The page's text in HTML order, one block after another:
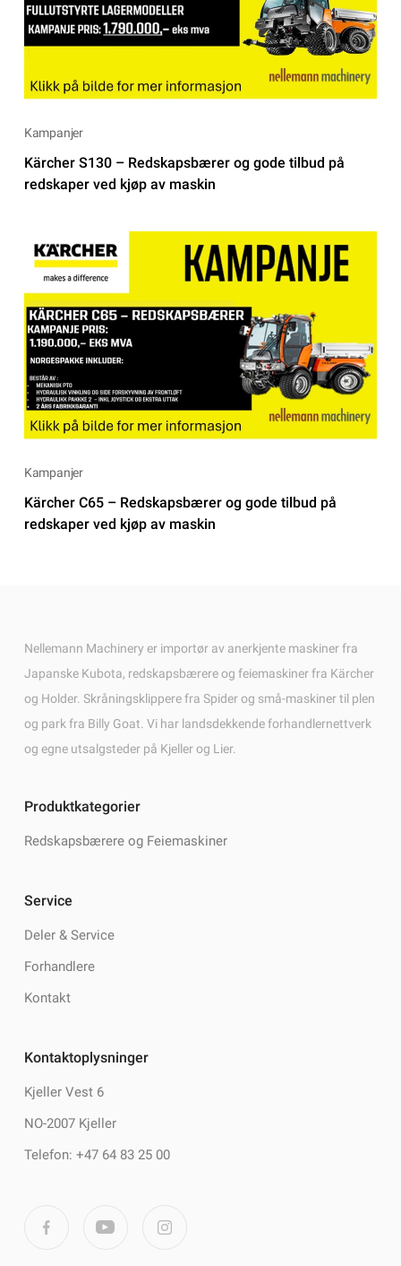
Kampanjer
Kärcher S130 – Redskapsbærer og gode tilbud på
redskaper ved kjøp av maskin
Kampanjer
Kärcher C65 – Redskapsbærer og gode tilbud på
redskaper ved kjøp av maskin
Nellemann Machinery er importør av anerkjente maskiner fra
Japanske Kubota, redskapsbærere og feiemaskiner fra Kärcher
og Holder. Skråningsklippere fra Spider og små-maskiner til plen
og park fra Billy Goat. Vi har landsdekkende forhandlernettverk
og egne utsalgsteder på Kjeller og Lier.
Produktkategorier
Redskapsbærere og Feiemaskiner
Service
Deler & Service
Forhandlere
Kontakt
Kontaktoplysninger
Kjeller Vest 6
NO-2007 Kjeller
Telefon: +47 64 83 25 00